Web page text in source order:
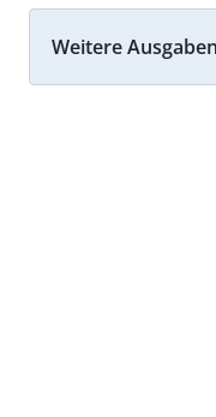
Weitere